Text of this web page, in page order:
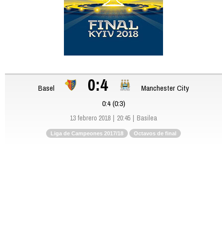
Basel 0:4
Manchester City
0:4 (0:3)
13 febrero 2018 20:45 Basilea
Liga de Campeones 2017/18 Octavos de final